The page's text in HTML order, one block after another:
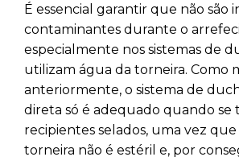
É essencial garantir que não são
contaminantes durante o
especialmente nos sistemas de
utilizam água da torneira. Como
anteriormente, o sistema de
direta só é adequado quando se
recipientes selados, uma vez que
torneira não é estéril e, por